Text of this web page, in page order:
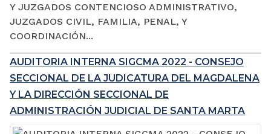
Y JUZGADOS CONTENCIOSO ADMINISTRATIVO,
JUZGADOS CIVIL, FAMILIA, PENAL, Y
COORDINACIÓN...
AUDITORIA INTERNA SIGCMA 2022 - CONSEJO
SECCIONAL DE LA JUDICATURA DEL MAGDALENA
Y LA DIRECCIÓN SECCIONAL DE
ADMINISTRACIÓN JUDICIAL DE SANTA MARTA